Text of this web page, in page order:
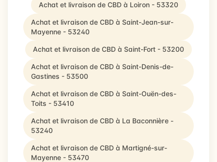
Achat et livraison de CBD à Loiron - 53320
Achat et livraison de CBD à Saint-Jean-sur-
Mayenne - 53240
Achat et livraison de CBD à Saint-Fort - 53200
Achat et livraison de CBD à Saint-Denis-de-
Gastines - 53500
Achat et livraison de CBD à Saint-Ouën-des-
Toits - 53410
Achat et livraison de CBD à La Baconnière -
53240
Achat et livraison de CBD à Martigné-sur-
Mayenne - 53470